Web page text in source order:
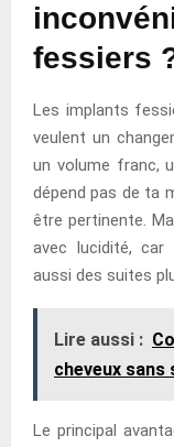
fessiers
Les implants
veulent un
un volume franc,
dépend pas de ta
être pertinente.
avec lucidité, car
aussi des suites
Lire aussi :
cheveux sans
Le principal